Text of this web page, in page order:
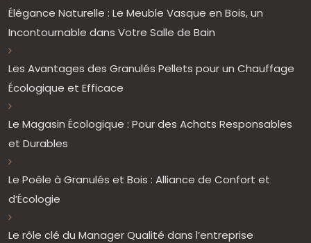
Élégance Naturelle : Le Meuble Vasque en Bois, un
Incontournable dans Votre Salle de Bain
Les Avantages des Granulés Pellets pour un Chauffage
Écologique et Efficace
Le Magasin Écologique : Pour des Achats Responsables
et Durables
Le Poêle à Granulés et Bois : Alliance de Confort et
d’Écologie
Le rôle clé du Manager Qualité dans l’entreprise